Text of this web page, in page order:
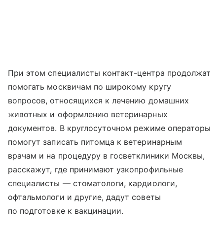
При этом специалисты контакт-центра продолжат
помогать москвичам по широкому кругу
вопросов, относящихся к лечению домашних
животных и оформлению ветеринарных
документов. В круглосуточном режиме операторы
помогут записать питомца к ветеринарным
врачам и на процедуру в госветклиники Москвы,
расскажут, где принимают узкопрофильные
специалисты — стоматологи, кардиологи,
офтальмологи и другие, дадут советы
по подготовке к вакцинации.